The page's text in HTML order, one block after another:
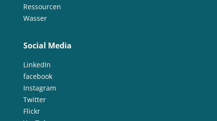
Ressourcen
Wasser
Social Media
LinkedIn
facebook
Instagram
Twitter
Flickr